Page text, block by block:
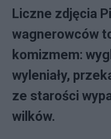
Liczne zdjęcia
wagnerowców
komizmem:
wyleniały,
ze starości
wilków.